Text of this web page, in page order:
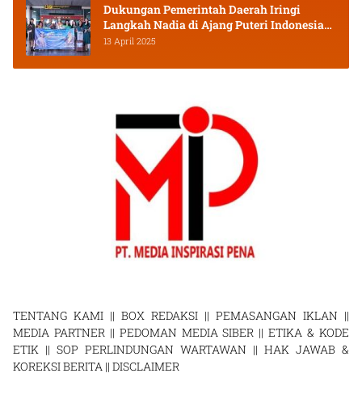
Dukungan Pemerintah Daerah Iringi
Langkah Nadia di Ajang Puteri Indonesia
2025
13 April 2025
TENTANG KAMI || BOX REDAKSI || PEMASANGAN IKLAN ||
MEDIA PARTNER|| PEDOMAN MEDIA SIBER ||ETIKA & KODE
ETIK || SOP PERLINDUNGAN WARTAWAN || HAK JAWAB &
KOREKSI BERITA || DISCLAIMER